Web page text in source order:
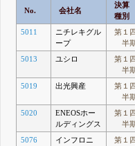
No. 会社名
決算
種別
5011
ニチレキグル
ープ
第１
半
5013 ユシロ
第１
半
5019 出光興産
第１
半
5020
ENEOSホー
ルディングス
第１
半
5076
インフロニ
第１